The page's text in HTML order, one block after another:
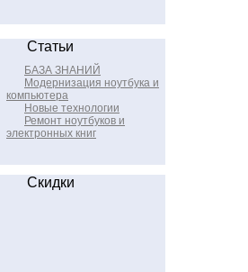
Статьи
БАЗА ЗНАНИЙ
Модернизация ноутбука и
компьютера
Новые технологии
Ремонт ноутбуков и
электронных книг
Скидки